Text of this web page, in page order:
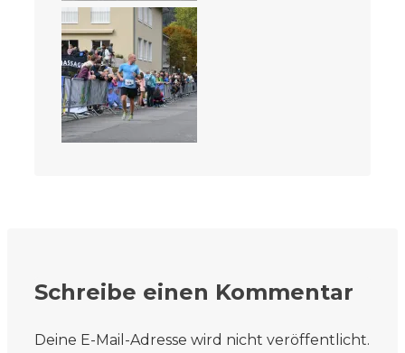
Schreibe einen Kommentar
Deine E-Mail-Adresse wird nicht veröffentlicht.